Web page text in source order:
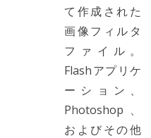
て作成された
画像フィルタ
ファイル。
Flashアプリケ
ーション、
Photoshop、
およびその他